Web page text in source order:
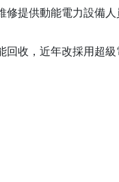
提供動能電力設備人
收，近年改採用超